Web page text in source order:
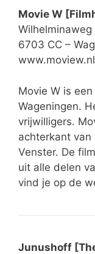
Movie W
Wilhelminaweg
6703 CC –
www.moview.nl
Movie W is
Wageningen.
vrijwilligers.
achterkant van
Venster. De
uit alle delen
vind je op de
Junushoff